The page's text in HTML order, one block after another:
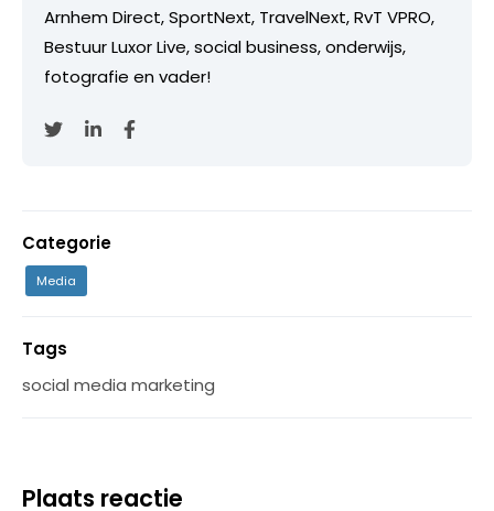
Arnhem Direct, SportNext, TravelNext, RvT VPRO,
Bestuur Luxor Live, social business, onderwijs,
fotografie en vader!
Categorie
Media
Tags
social media marketing
Plaats reactie